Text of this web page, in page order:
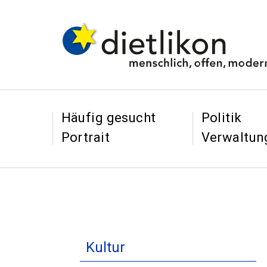
Navigieren in
Schnellnavigation
Häufig gesucht
Portrait
Politik
Inhaltsnavigation:
Kultur